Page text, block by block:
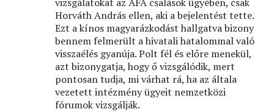
Horváth András ellen, aki a bejelentést tette.
Ezt a kínos magyarázkodást hallgatva bizony
bennem felmerült a hivatali hatalommal való
visszaélés gyanúja. Polt fél és előre menekül,
azt bizonygatja, hogy ő vizsgálódik, mert
pontosan tudja, mi várhat rá, ha az általa
vezetett intézmény ügyeit nemzetközi
fórumok vizsgálják.